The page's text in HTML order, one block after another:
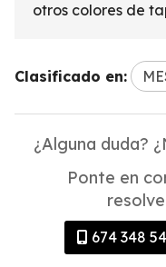
otros colores de
Clasificado en:
¿Alguna duda?
Ponte en
674 348